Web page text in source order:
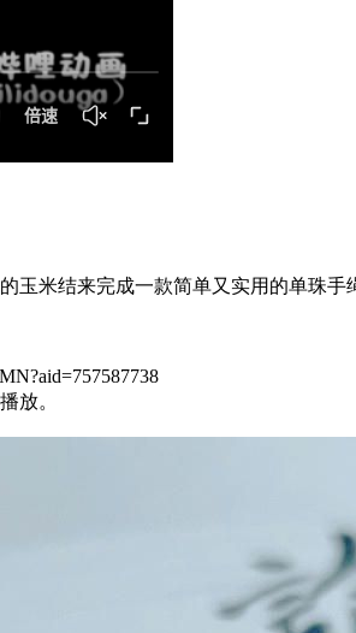
玉米结来完成一款简单又实用的单珠
放。